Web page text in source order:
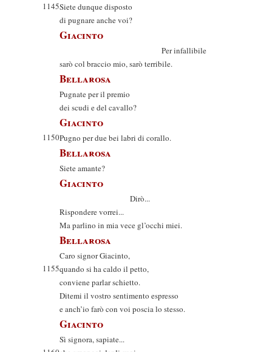
1145Siete dunque disposto
di pugnare anche voi?
Giacinto
Per infallibile
sarò col braccio mio, sarò terribile.
Bellarosa
Pugnate per il premio
dei scudi e del cavallo?
Giacinto
1150Pugno per due bei labri di corallo.
Bellarosa
Siete amante?
Giacinto
Dirò...
Rispondere vorrei...
Ma parlino in mia vece gl’occhi miei.
Bellarosa
Caro signor Giacinto,
1155quando si ha caldo il petto,
conviene parlar schietto.
Ditemi il vostro sentimento espresso
e anch’io farò con voi poscia lo stesso.
Giacinto
Sì signora, sapiate...